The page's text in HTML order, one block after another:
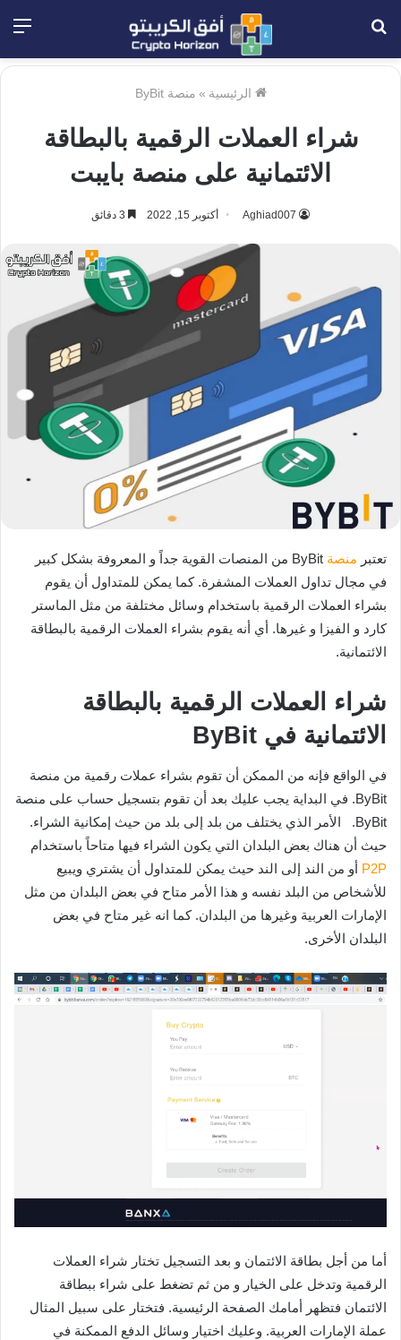
الرئيسية » منصة ByBit
شراء العملات الرقمية بالبطاقة
الائتمانية على منصة بايبت
Aghiad007 أكتوبر 15, 2022
تعتبر منصة
ByBit من المنصات القوية جداً و المعروفة بشكل كبير
في مجال تداول العملات المشفرة. كما يمكن للمتداول أن يقوم
بشراء العملات الرقمية باستخدام وسائل مختلفة من مثل الماستر
كارد و الفيزا و غيرها. أي أنه يقوم بشراء العملات الرقمية بالبطاقة
الائتمانية.
شراء العملات الرقمية بالبطاقة
الائتمانية في ByBit
في الواقع فإنه من الممكن أن تقوم بشراء عملات رقمية من منصة
ByBit. في البداية يجب عليك بعد أن تقوم بتسجيل حساب على منصة
ByBit. الأمر الذي يختلف من بلد إلى بلد من حيث إمكانية الشراء.
حيث أن هناك بعض البلدان التي يكون الشراء فيها متاحاً باستخدام
P2P أو من الند إلى الند حيث يمكن للمتداول أن يشتري ويبيع
للأشخاص من البلد نفسه و هذا الأمر متاح في بعض البلدان من مثل
الإمارات العربية وغيرها من البلدان. كما انه غير متاح في بعض
البلدان الأخرى.
أما من أجل بطاقة الائتمان و بعد التسجيل تختار شراء العملات
الرقمية وتدخل على الخيار و من ثم تضغط على شراء ببطاقة
الائتمان فتظهر أمامك الصفحة الرئيسية. فتختار على سبيل المثال
عملة الإمارات العربية. وعليك اختيار وسائل الدفع الممكنة في